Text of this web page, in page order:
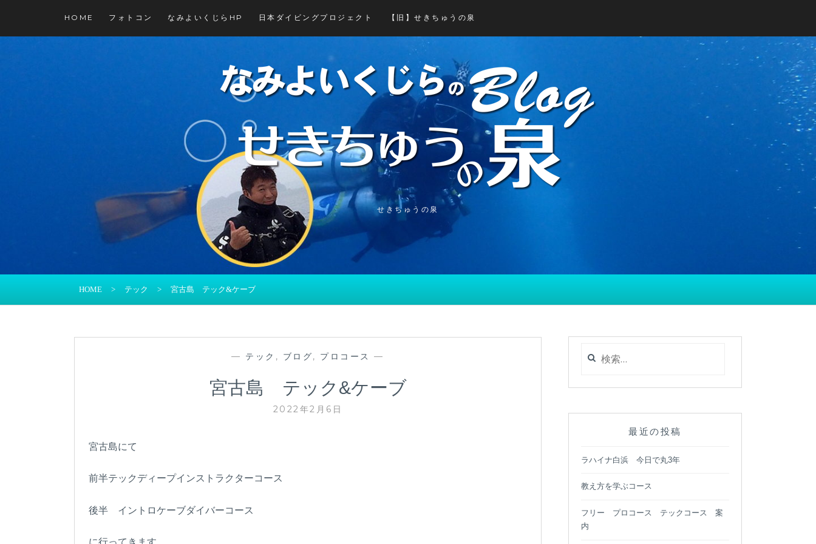
HOME フォトコン なみよいくじらHP 日本ダイビングプロジェクト 【旧】せきちゅうの泉
せきちゅうの泉
HOME > テック > 宮古島 テック&ケーブ
— テック , ブログ, プロコース —
宮古島 テック&ケーブ
2022年2月6日
宮古島にて
前半テックディープインストラクターコース
後半 イントロケーブダイバーコース
索:
最近の投稿
ラハイナ白浜 今日で丸3年
教え方を学ぶコース
フリー プロコース テックコース 案
内